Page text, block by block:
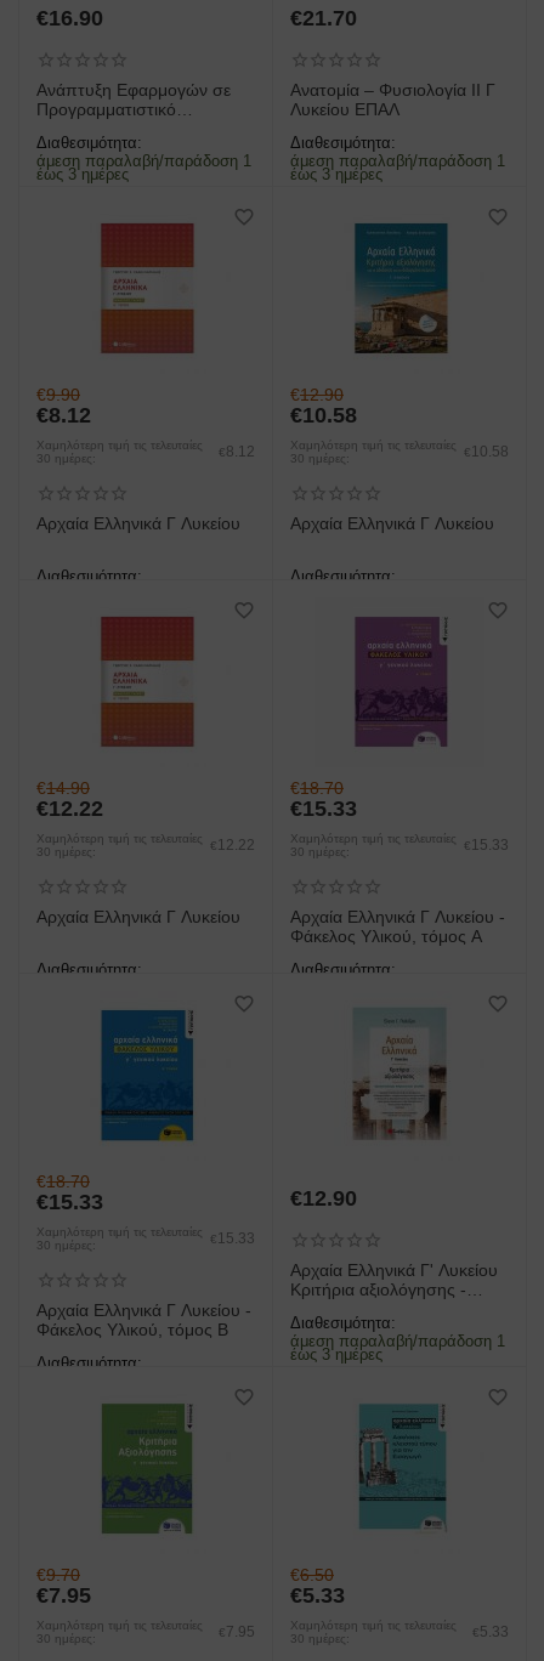
€16.90
Ανάπτυξη Εφαρμογών σε
Προγραμματιστικό
τεύχος
Διαθεσιμότητα:
άμεση παραλαβή/παράδοση 1
έως 3 ημέρες
€21.70
Ανατομία – Φυσιολογία ΙΙ Γ
Λυκείου ΕΠΑΛ
Διαθεσιμότητα:
άμεση παραλαβή/παράδοση 1
έως 3 ημέρες
€9.90
€8.12
Χαμηλότερη τιμή τις τελευταίες
30 ημέρες:
€ 8.12
Αρχαία Ελληνικά Γ Λυκείου
Διαθεσιμότητα:
€12.90
€10.58
Χαμηλότερη τιμή τις τελευταίες
30 ημέρες:
€ 10.58
Αρχαία Ελληνικά Γ Λυκείου
Διαθεσιμότητα:
€14.90
€12.22
Χαμηλότερη τιμή τις τελευταίες
30 ημέρες:
€ 12.22
Αρχαία Ελληνικά Γ Λυκείου
Διαθεσιμότητα:
€18.70
€15.33
Χαμηλότερη τιμή τις τελευταίες
30 ημέρες:
€ 15.33
Αρχαία Ελληνικά Γ Λυκείου -
Φάκελος Υλικού, τόμος Α
Διαθεσιμότητα:
€18.70
€15.33
Χαμηλότερη τιμή τις τελευταίες
30 ημέρες:
€ 15.33
Αρχαία Ελληνικά Γ Λυκείου -
Φάκελος Υλικού, τόμος Β
Διαθεσιμότητα:
€12.90
Αρχαία Ελληνικά Γ' Λυκείου
Κριτήρια αξιολόγησης -
εξέτασης με βάση τη νέα
ύλη 2020-2021
Διαθεσιμότητα:
άμεση παραλαβή/παράδοση 1
έως 3 ημέρες
€9.70
€7.95
Χαμηλότερη τιμή τις τελευταίες
30 ημέρες:
€ 7.95
€6.50
€5.33
Χαμηλότερη τιμή τις τελευταίες
30 ημέρες:
€ 5.33